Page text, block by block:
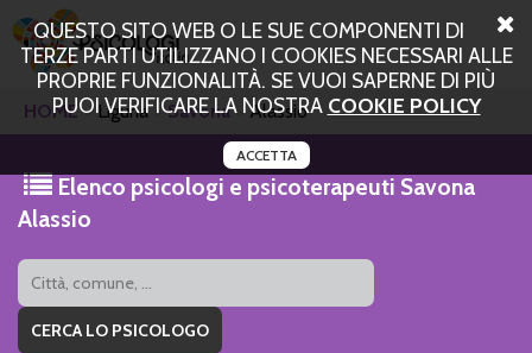
QUESTO SITO WEB O LE SUE COMPONENTI DI
TERZE PARTI UTILIZZANO I COOKIES NECESSARI ALLE
PROPRIE FUNZIONALITÀ. SE VUOI SAPERNE DI PIÙ
PUOI VERIFICARE LA NOSTRA COOKIE POLICY
ACCETTA
HOME Liguria Savona Alassio
Elenco psicologi e psicoterapeuti Savona
Alassio